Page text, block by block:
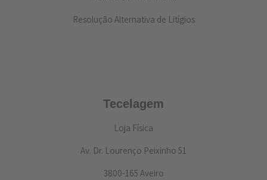
Resolução Alternativa de Litígios
Tecelagem
Loja Física
Av. Dr. Lourenço Peixinho 51
3800-165 Aveiro